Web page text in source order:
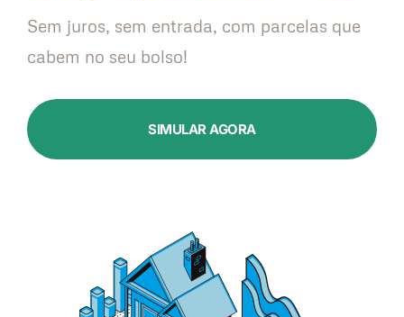
Sem juros, sem entrada, com parcelas que
cabem no seu bolso!
SIMULAR AGORA